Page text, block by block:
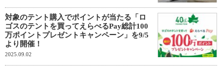
対象のテント購入でポイントが当たる「ロ
ゴスのテントを買ってえらべるPay総計100
万ポイントプレゼントキャンペーン」を9/5
より開催！
2025.09.02